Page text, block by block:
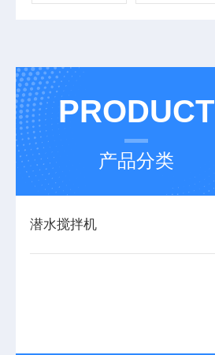
PRODUCT
产品分类
潜水搅拌机